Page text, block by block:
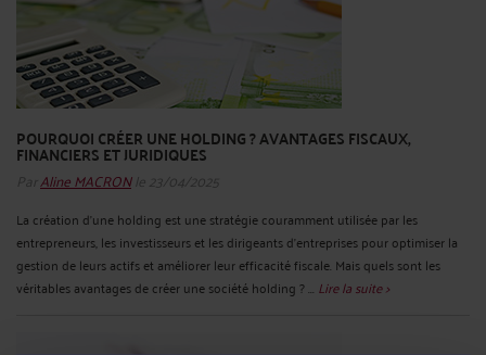
POURQUOI CRÉER UNE HOLDING ? AVANTAGES FISCAUX,
FINANCIERS ET JURIDIQUES
ParAline MACRONle 23/04/2025
La création d'une holding est une stratégie couramment utilisée par les
entrepreneurs, les investisseurs et les dirigeants d'entreprises pour optimiser la
gestion de leurs actifs et améliorer leur efficacité fiscale. Mais quels sont les
véritables avantages de créer une société holding ? ... Lire la suite >